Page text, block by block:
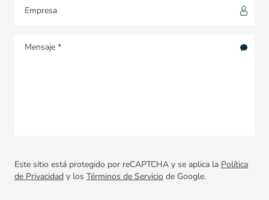
Este sitio está protegido por reCAPTCHA y se aplica la Política
de Privacidad y los Términos de Servicio de Google.